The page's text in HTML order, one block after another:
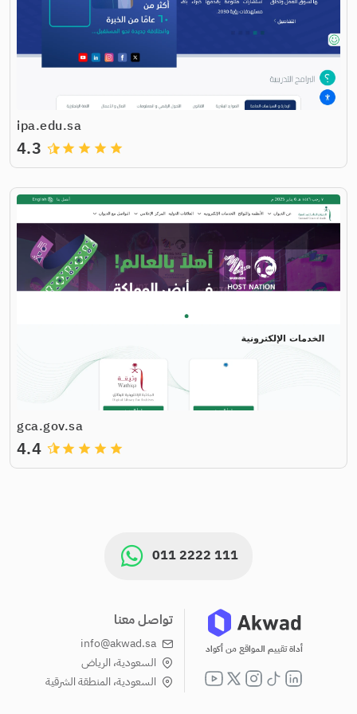
ipa.edu.sa
grade
grade
grade
grade
4.3
gca.gov.sa
grade
grade
grade
grade
4.4
011 2222 111
أداة تقييم المواقع من أكواد
تواصل معنا
info@akwad.sa
السعودية، الرياض
السعودية، المنطقة الشرقية